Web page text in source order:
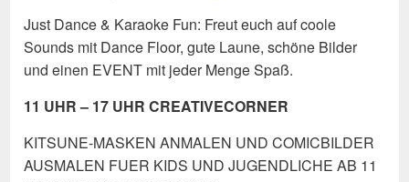
Just Dance & Karaoke Fun: Freut euch auf coole
Sounds mit Dance Floor, gute Laune, schöne Bilder
und einen EVENT mit jeder Menge Spaß.
11 UHR – 17 UHR CREATIVECORNER
KITSUNE-MASKEN ANMALEN UND COMICBILDER
AUSMALEN FUER KIDS UND JUGENDLICHE AB 11